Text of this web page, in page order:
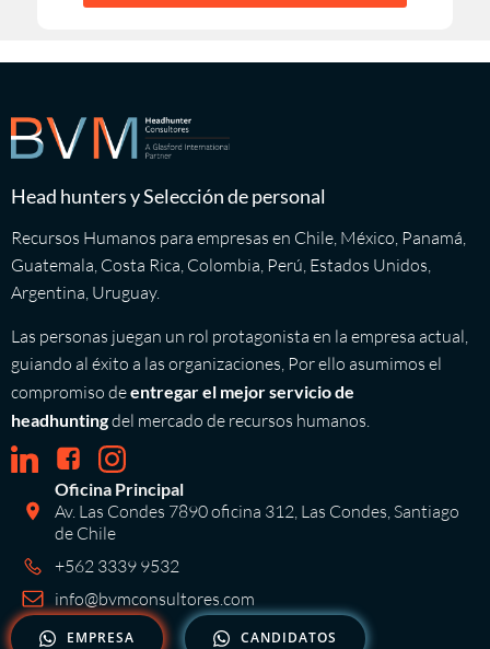
Head hunters y Selección de personal
Recursos Humanos para empresas en Chile, México, Panamá,
Guatemala, Costa Rica, Colombia, Perú, Estados Unidos,
Argentina, Uruguay.
Las personas juegan un rol protagonista en la empresa actual,
guiando al éxito a las organizaciones, Por ello asumimos el
compromiso deentregar el mejor servicio de
headhuntingdel mercado de recursos humanos.
Oficina Principal
Av. Las Condes 7890 oficina 312, Las Condes, Santiago
de Chile
+562 3339 9532
info@bvmconsultores.com
EMPRESA CANDIDATOS